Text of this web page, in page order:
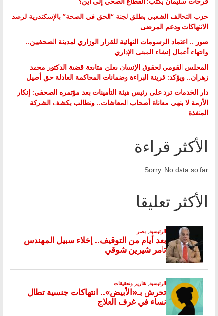
حزب التحالف الشعبي يطلق لجنة “الحق في الصحة” بالإسكندرية لرصد
الانتهاكات ودعم المرضى
صور .. اعتماد الرسومات النهائية للقرار الوزاري لمدينة الصحفيين..
وانتهاء أعمال إنشاء المبنى الإداري
المجلس القومي لحقوق الإنسان يعلن متابعة قضية الدكتور محمد
زهران.. ويؤكد: قرينة البراءة وضمانات المحاكمة العادلة حق أصيل
دار الخدمات ترد على رئيس هيئة التأمينات بعد مؤتمره الصحفي: إنكار
الأزمة لا ينهي معاناة أصحاب المعاشات.. ونطالب بكشف الشركة
المنفذة
الأكثر قراءة
Sorry. No data so far.
الأكثر تعليقا